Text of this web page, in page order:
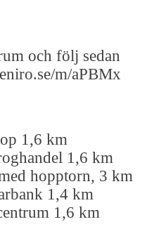
och följ sedan
m/aPBMx
1,6 km
1,6 km
hopptorn, 3 km
1,4 km
1,6 km